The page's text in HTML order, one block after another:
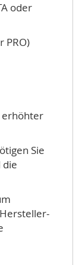
oder
PRO)
Sie
die